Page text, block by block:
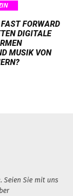
FORWARD
DIGITALE
MUSIK VON
Seien Sie mit uns